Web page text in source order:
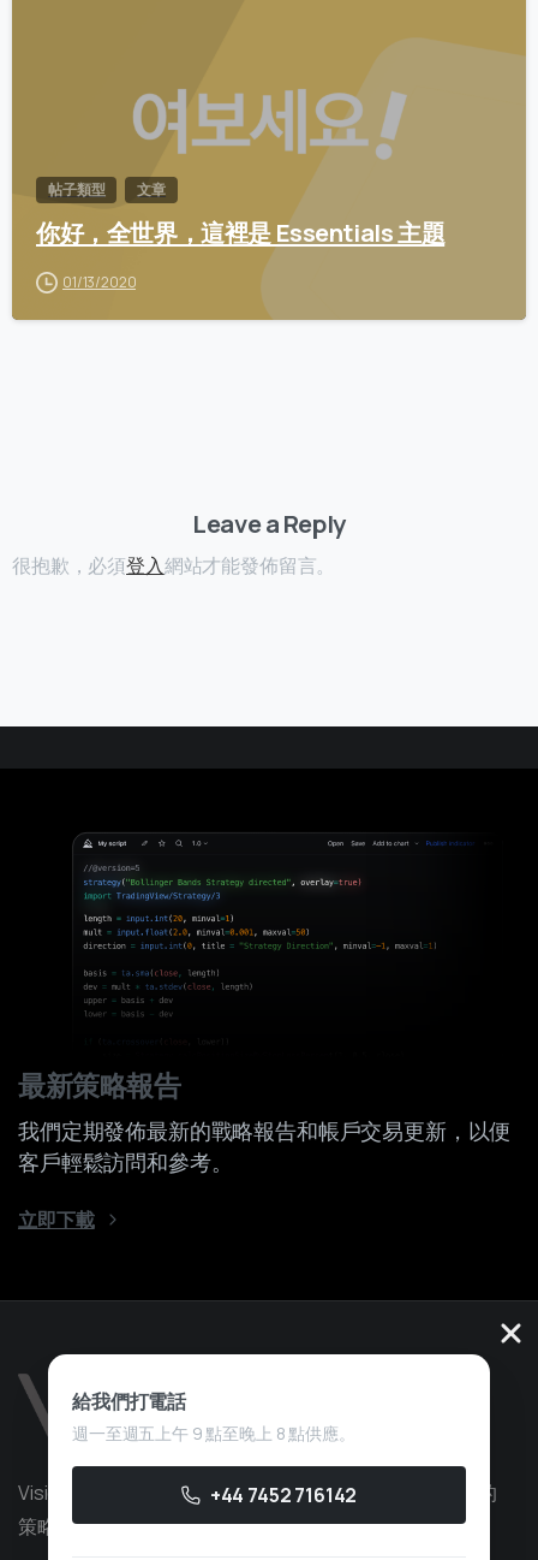
帖子類型 文章
你好，全世界，這裡是 Essentials 主題
01/13/2020
Leave a Reply
很抱歉，必須登入網站才能發佈留言。
給我們打電話
週一至週五上午 9 點至晚上 8 點供應。
+44 7452 716142
最新策略報告
我們定期發佈最新的戰略報告和帳戶交易更新，以便
客戶輕鬆訪問和參考。
立即下載
Vision Quant 是一家量化交易服務公司，擁有超過 10 年的
策略開發經驗，專注於自營交易。